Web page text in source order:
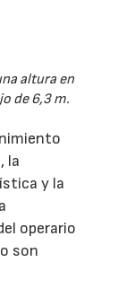
altura en
de 6,3 m.
la
y la
operario
son